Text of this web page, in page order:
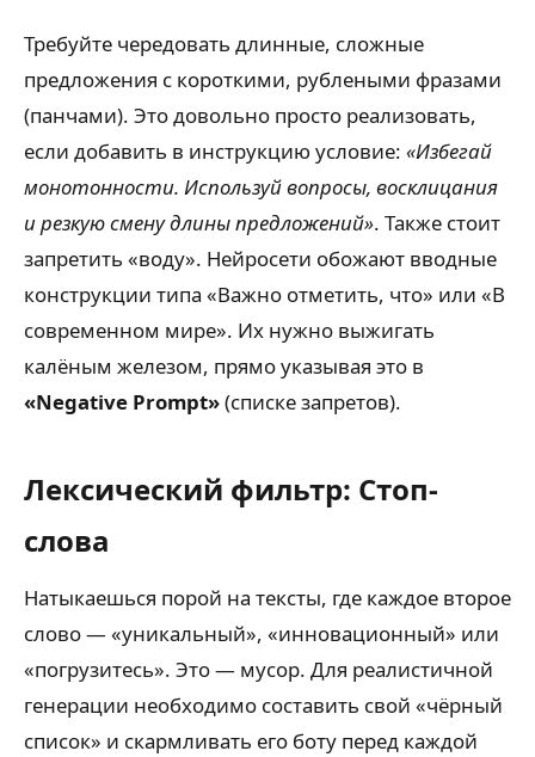
Требуйте чередовать длинные, сложные
предложения с короткими, рублеными фразами
(панчами). Это довольно просто реализовать,
если добавить в инструкцию условие: «Избегай
монотонности. Используй вопросы, восклицания
и резкую смену длины предложений». Также стоит
запретить «воду». Нейросети обожают вводные
конструкции типа «Важно отметить, что» или «В
современном мире». Их нужно выжигать
калёным железом, прямо указывая это в
«Negative Prompt»(списке запретов).
Лексический фильтр: Стоп-
слова
Натыкаешься порой на тексты, где каждое второе
слово — «уникальный», «инновационный» или
«погрузитесь». Это — мусор. Для реалистичной
генерации необходимо составить свой «чёрный
список» и скармливать его боту перед каждой